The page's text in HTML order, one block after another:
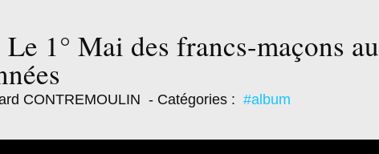
1° Mai des francs-maçons au
CONTREMOULIN - Catégories : #album